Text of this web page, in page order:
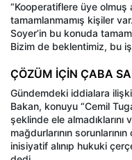
“Kooperatiflere üye olmuş
tamamlanmamış kişiler
Soyer’in bu konuda
Bizim de beklentimiz, bu
ÇÖZÜM İÇİN ÇABA
Gündemdeki iddialara
Bakan, konuyu “Cemil
şeklinde ele
mağdurlarının
inisiyatif alınıp hukuki